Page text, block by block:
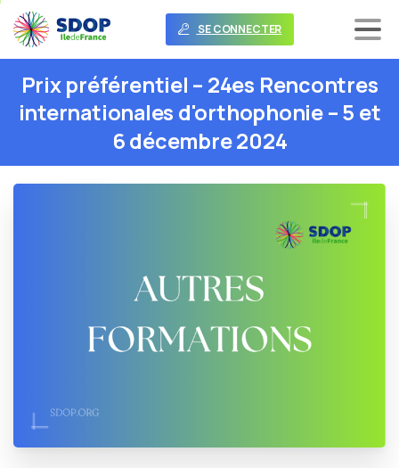
SE CONNECTER
Prixpréférentiel – 24es Rencontres
internationales d'orthophonie–5 et
6décembre2024